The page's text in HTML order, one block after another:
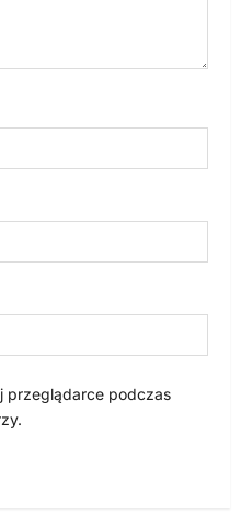
przeglądarce podczas